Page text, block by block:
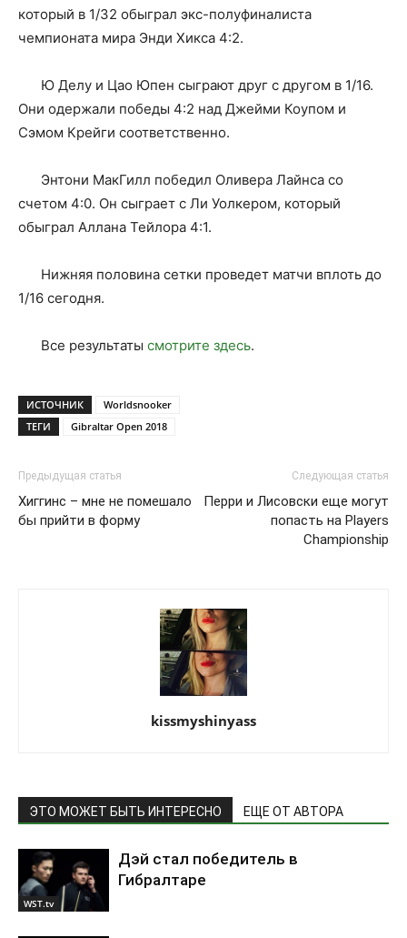
который в 1/32 обыграл экс-полуфиналиста
чемпионата мира Энди Хикса 4:2.
Ю Делу и Цао Юпен сыграют друг с другом в 1/16.
Они одержали победы 4:2 над Джейми Коупом и
Сэмом Крейги соответственно.
Энтони МакГилл победил Оливера Лайнса со
счетом 4:0. Он сыграет с Ли Уолкером, который
обыграл Аллана Тейлора 4:1.
Нижняя половина сетки проведет матчи вплоть до
1/16 сегодня.
Все результаты смотрите здесь.
ИСТОЧНИК
Worldsnooker
ТЕГИ
Gibraltar Open 2018
Предыдущая статья
Хиггинс – мне не помешало
бы прийти в форму
Следующая статья
Перри и Лисовски еще могут
попасть на Players
Championship
kissmyshinyass
ЭТО МОЖЕТ БЫТЬ ИНТЕРЕСНО ЕЩЕ ОТ АВТОРА
WST.tv
Дэй стал победитель в
Гибралтаре